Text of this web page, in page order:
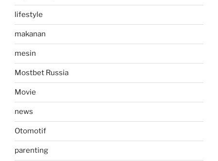
lifestyle
makanan
mesin
Mostbet Russia
Movie
news
Otomotif
parenting